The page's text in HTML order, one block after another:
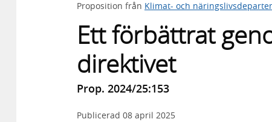
Proposition från Klimat- och
Ett förbättrat
direktivet
Prop. 2024/25:153
Publicerad 08 april 2025